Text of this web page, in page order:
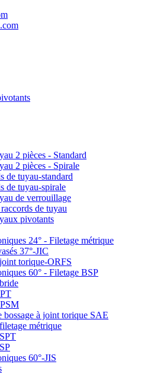
2 pièces - Standard
2 pièces - Spirale
de tuyau-standard
de tuyau-spirale
de verrouillage
de tuyau
pivotants
24° - Filetage métrique
37°-JIC
torique-ORFS
60° - Filetage BSP
bossage à joint torique SAE
métrique
60°-JIS